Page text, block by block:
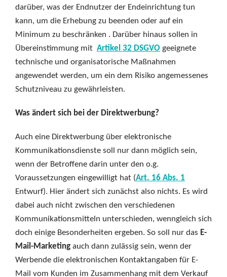
darüber, was der Endnutzer der Endeinrichtung tun
kann, um die Erhebung zu beenden oder auf ein
Minimum zu beschränken . Darüber hinaus sollen in
Übereinstimmung mit Artikel 32 DSGVO geeignete
technische und organisatorische Maßnahmen
angewendet werden, um ein dem Risiko angemessenes
Schutzniveau zu gewährleisten.
Was ändert sich bei der Direktwerbung?
Auch eine Direktwerbung über elektronische
Kommunikationsdienste soll nur dann möglich sein,
wenn der Betroffene darin unter den o.g.
Voraussetzungen eingewilligt hat (Art. 16 Abs. 1
Entwurf). Hier ändert sich zunächst also nichts. Es wird
dabei auch nicht zwischen den verschiedenen
Kommunikationsmitteln unterschieden, wenngleich sich
doch einige Besonderheiten ergeben. So soll nur das E-
Mail-Marketing auch dann zulässig sein, wenn der
Werbende die elektronischen Kontaktangaben für E-
Mail vom Kunden im Zusammenhang mit dem Verkauf